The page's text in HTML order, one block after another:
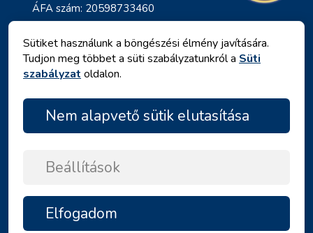
ÁFA szám: 20598733460
ID: HR-AB-23-060130534, MB:
0650676
Adatvédelmi irányelvek
Copyright © 2026 by Angelina Tours d.o.o.
Sütiket használunk a böngészési élmény javítására.
Tudjon meg többet a süti szabályzatunkról a Süti
szabályzat oldalon.
Nem alapvető sütik elutasítása
Beállítások
Elfogadom